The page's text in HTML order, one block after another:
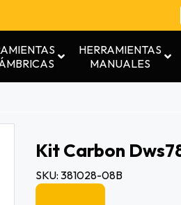
HERRAMIENTAS
MANUALES
Kit Carbon
SKU: 381028-08B